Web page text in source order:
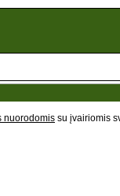
nuorodomis su įvairiomis